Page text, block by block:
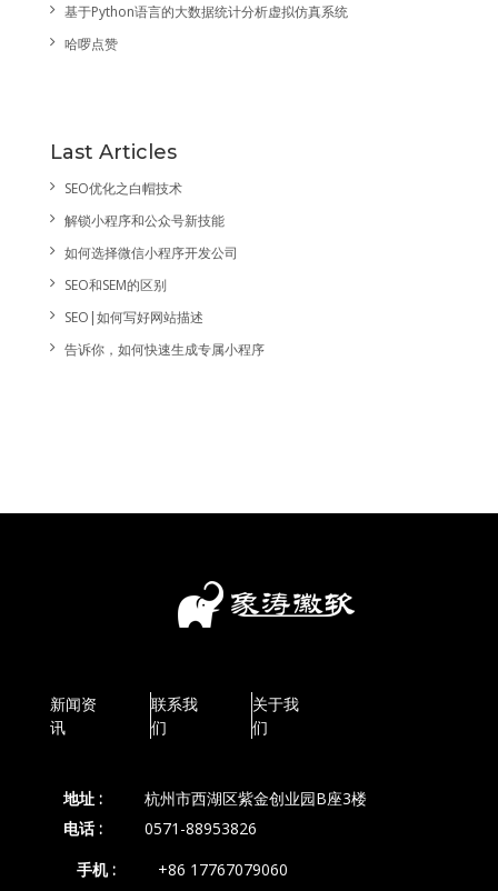
基于Python语言的大数据统计分析虚拟仿真系统
哈啰点赞
Last Articles
SEO优化之白帽技术
解锁小程序和公众号新技能
如何选择微信小程序开发公司
SEO和SEM的区别
SEO|如何写好网站描述
告诉你，如何快速生成专属小程序
新闻资
讯
联系我
们
关于我
们
地址 :
杭州市西湖区紫金创业园B座3楼
电话 :
0571-88953826
手机 :
+86 17767079060